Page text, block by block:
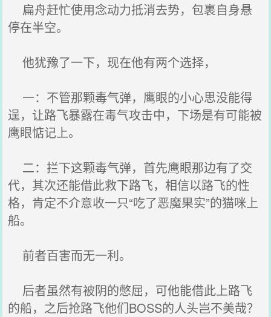
扁舟赶忙使用念动力抵消去势，包裹自身悬
停在半空。
他犹豫了一下，现在他有两个选择，
一：不管那颗毒气弹，鹰眼的小心思没能得
逞，让路飞暴露在毒气攻击中，下场是有可能被
鹰眼惦记上。
二：拦下这颗毒气弹，首先鹰眼那边有了交
代，其次还能借此救下路飞，相信以路飞的性
格，肯定不介意收一只“吃了恶魔果实”的猫咪上
船。
前者百害而无一利。
后者虽然有被阴的憋屈，可他能借此上路飞
的船，之后抢路飞他们BOSS的人头岂不美哉？